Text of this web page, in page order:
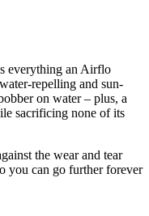
everything an Airflo
repelling and sun-
on water – plus, a
sacrificing none of its
the wear and tear
you can go further forever